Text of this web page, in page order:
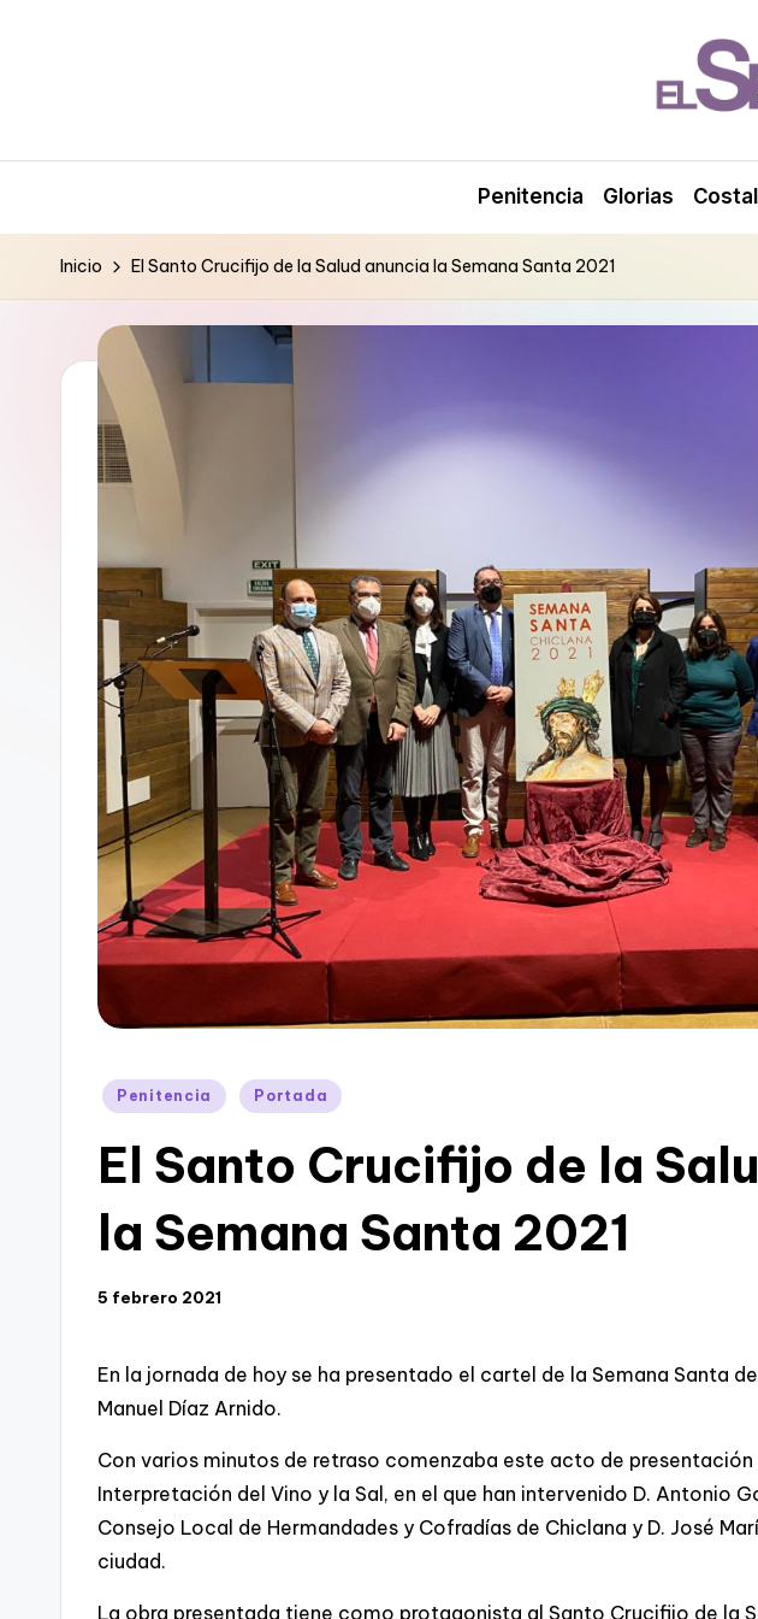
Penitencia Glorias
Inicio El Santo Crucifijo de la Salud anuncia la Semana Santa 2021
Publicado
Penitencia Portada
El Santo Crucifijo de la
la Semana Santa 2021
5 febrero 2021
En la jornada de hoy se ha presentado el cartel de la Semana Santa
Manuel Díaz Arnido.
Con varios minutos de retraso comenzaba este acto de presentación
Interpretación del Vino y la Sal, en el que han intervenido D. Antonio
Consejo Local de Hermandades y Cofradías de Chiclana y D. José
ciudad.
La obra presentada tiene como protagonista al Santo Crucifijo de la